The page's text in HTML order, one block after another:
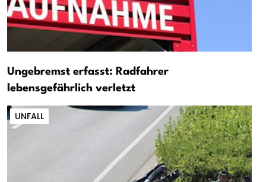
Ungebremst erfasst: Radfahrer
lebensgefährlich verletzt
UNFALL